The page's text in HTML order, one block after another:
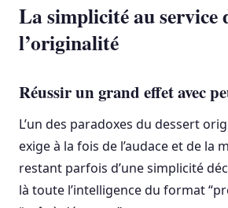
La simplicité au service
l’originalité
Réussir un grand effet avec
L’un des paradoxes du dessert
exige à la fois de l’audace et de la
restant parfois d’une simplicité
là toute l’intelligence du format